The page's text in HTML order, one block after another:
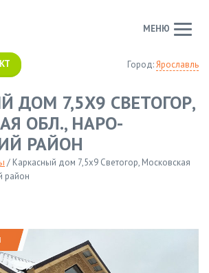
Город:Ярославль
МЕНЮ
ДОМ 7,5Х9 СВЕТОГОР,
ОБЛ., НАРО-
РАЙОН
/ Каркасный дом 7,5х9 Светогор, Московская
район